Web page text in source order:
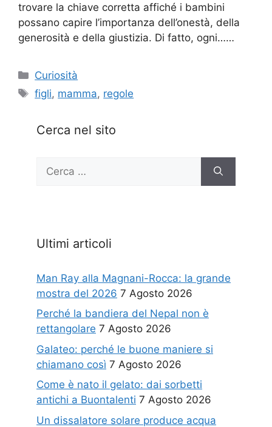
trovare la chiave corretta affiché i bambini
possano capire l’importanza dell’onestà, della
generosità e della giustizia. Di fatto, ogni……
Categorie
Curiosità
Tag
figli, mamma, regole
Cerca nel sito
per:
Ultimi articoli
Man Ray alla Magnani-Rocca: la grande
mostra del 2026 7 Agosto 2026
Perché la bandiera del Nepal non è
rettangolare 7 Agosto 2026
Galateo: perché le buone maniere si
chiamano così 7 Agosto 2026
Come è nato il gelato: dai sorbetti
antichi a Buontalenti 7 Agosto 2026
Un dissalatore solare produce acqua